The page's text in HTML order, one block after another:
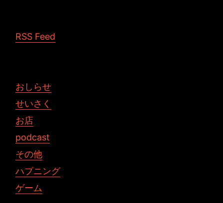
RSS Feed
おしらせ
せいさく
お店
podcast
その他
ハプニング
ゲーム